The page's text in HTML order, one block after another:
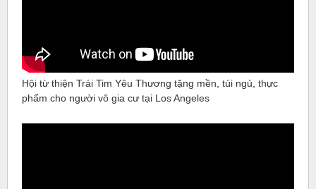
Hội từ thiện Trái Tim Yêu Thương tặng mền, túi ngủ, thực
phẩm cho người vô gia cư tại Los Angeles